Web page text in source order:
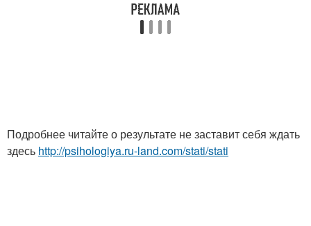
Подробнее читайте о результате не заставит себя ждать
здесь http://psihologiya.ru-land.com/stati/stati